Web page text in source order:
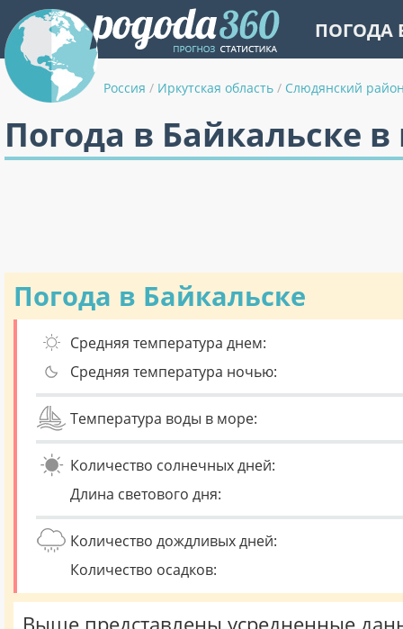
ПОГОДА
Россия / Иркутская область / Слюдянский
Погода в Байкальске
Погода в Байкальске
Средняя температура днем:
Средняя температура ночью:
Температура воды в море:
Количество солнечных дней:
Длина светового дня:
Количество дождливых дней:
Количество осадков: